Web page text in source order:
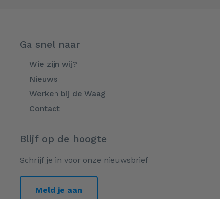
Ga snel naar
Wie zijn wij?
Nieuws
Werken bij de Waag
Contact
Blijf op de hoogte
Schrijf je in voor onze nieuwsbrief
Meld je aan